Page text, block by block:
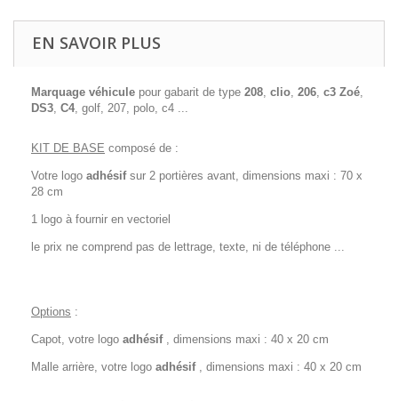
EN SAVOIR PLUS
Marquage véhicule pour gabarit de type 208, clio, 206, c3 Zoé,
DS3, C4, golf, 207, polo, c4 ...
KIT DE BASE composé de :
Votre logo adhésifsur 2 portières avant, dimensions maxi : 70 x
28 cm
1 logo à fournir en vectoriel
le prix ne comprend pas de lettrage, texte, ni de téléphone ...
Options :
Capot, votre logo adhésif, dimensions maxi : 40 x 20 cm
Malle arrière, votre logo adhésif, dimensions maxi : 40 x 20 cm